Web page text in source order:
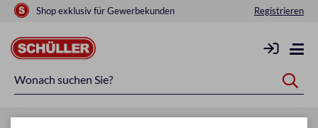
Shop exklusiv für Gewerbekunden Registrieren